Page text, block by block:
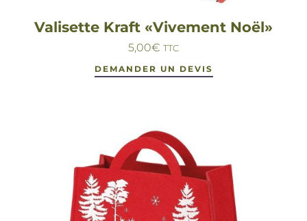
Valisette Kraft «Vivement Noël»
5,00€ TTC
DEMANDER UN DEVIS